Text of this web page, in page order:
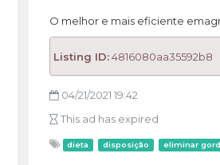
O melhor e mais eficiente
Listing ID:4816080aa35592b8
04/21/2021 19:42
This ad has expired
dieta disposição eliminar